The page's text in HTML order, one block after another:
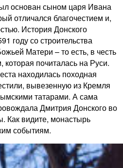
основан сыном царя Ивана
отличался благочестием и,
История Донского
году со строительства
Матери – то есть, в честь
почиталась на Руси.
находилась походная
вывезенную из Кремля
татарами. А сама
Дмитрия Донского во
Как видите, монастырь
событиям.